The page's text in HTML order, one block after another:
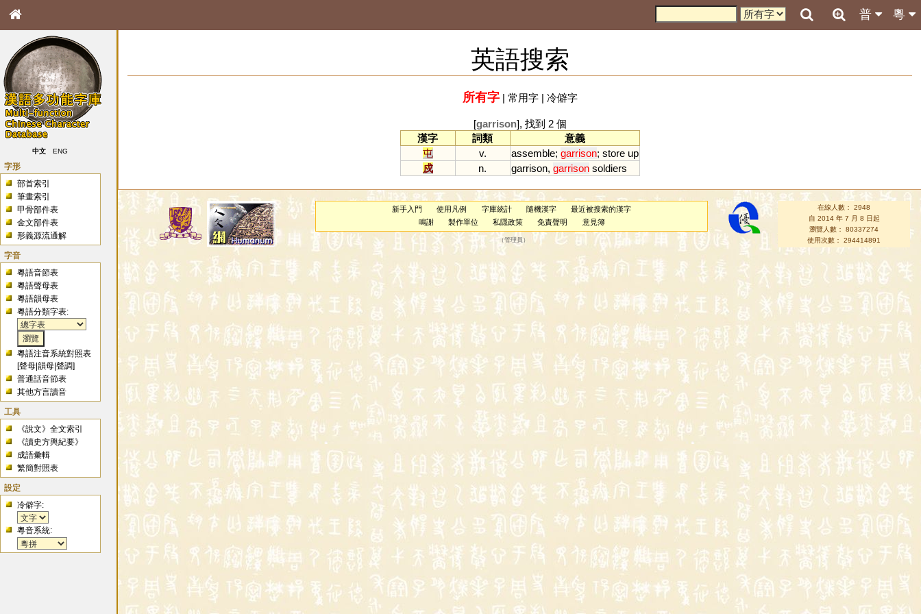
粵
普
中文 ENG
字形
部首索引
筆畫索引
甲骨部件表
金文部件表
形義源流通解
字音
粵語音節表
粵語聲母表
粵語韻母表
粵語分類字表:
粵語注音系統對照表
[聲母 |韻母 |聲調]
普通話音節表
其他方言讀音
工具
《說文》全文索引
《讀史方輿紀要》
成語彙輯
繁簡對照表
設定
冷僻字:
粵音系統:
英語搜索
所有字| 常用字| 冷僻字
[garrison], 找到 2 個
漢字
詞類
意義
屯
v. assemble; garrison; store up
戍
n. garrison, garrison soldiers
新手入門 使用凡例 字庫統計 隨機漢字
最近被搜索的漢字
鳴謝
製作單位 私隱政策 免責聲明 意見簿
（管理員 ）
在線人數： 2948
自 2014 年 7 月 8 日起
瀏覽人數： 80337274
使用次數： 294414891